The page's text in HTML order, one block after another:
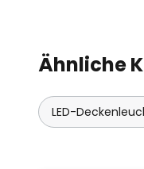
Ähnliche
LED-